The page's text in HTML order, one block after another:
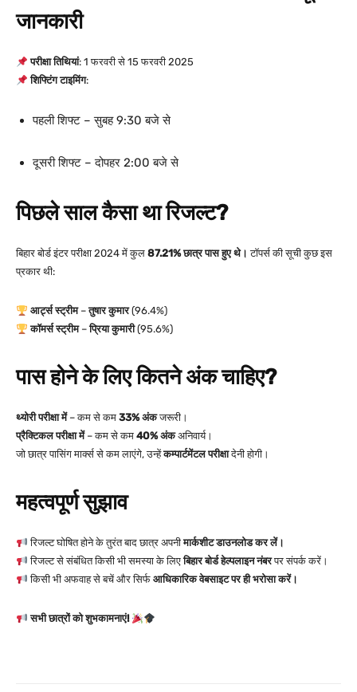
जानकारी
परीक्षा तिथियां: 1 फरवरी से 15 फरवरी 2025
शिफ्टिंग टाइमिंग:
पहली शिफ्ट – सुबह 9:30 बजे से
दूसरी शिफ्ट – दोपहर 2:00 बजे से
पिछले साल कैसा था रिजल्ट?
बिहार बोर्ड इंटर परीक्षा 2024 में कुल 87.21% छात्र पास हुए थे। टॉपर्स की सूची कुछ इस
प्रकार थी:
आर्ट्स स्ट्रीम–तुषार कुमार(96.4%)
कॉमर्स स्ट्रीम–प्रिया कुमारी(95.6%)
पास होने के लिए कितने अंक चाहिए?
थ्योरी परीक्षा में– कम से कम 33% अंकजरूरी।
प्रैक्टिकल परीक्षा में– कम से कम 40% अंकअनिवार्य।
जो छात्र पासिंग मार्क्स से कम लाएंगे, उन्हेंकम्पार्टमेंटल परीक्षादेनी होगी।
महत्वपूर्ण सुझाव
रिजल्ट घोषित होने के तुरंत बाद छात्र अपनीमार्कशीट डाउनलोड कर लें।
रिजल्ट से संबंधित किसी भी समस्या के लिएबिहार बोर्ड हेल्पलाइन नंबरपर संपर्क करें।
किसी भी अफवाह से बचें और सिर्फ आधिकारिक वेबसाइट पर ही भरोसा करें।
सभी छात्रों को शुभकामनाएं!